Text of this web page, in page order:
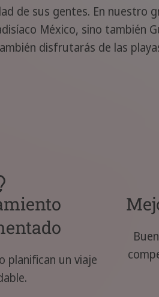
de sus gentes. En nuestro
México, sino también
disfrutarás de las
planifican un viaje